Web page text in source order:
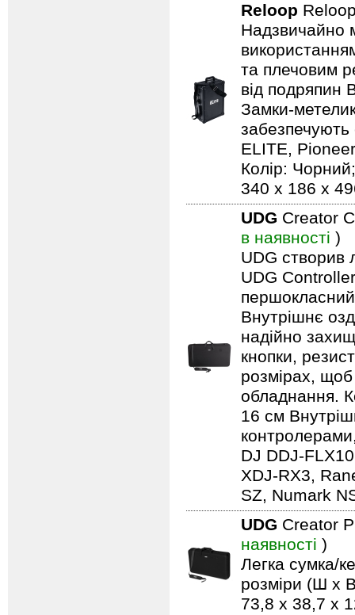
Reloop
Надзвичайно
та плечовим
від подряпин
Замки-
забезпечують
ELITE,
Колір:
340 x 186 x
UDG Creator
в наявності )
UDG створив
UDG
першокласний
Внутрішнє
надійно
кнопки,
розмірах, щоб
обладнання.
16 см
DJ DDJ-
XDJ-RX3,
SZ, Numark
UDG Creator
наявності )
Легка сумка/
розміри (Ш x
73,8 x 38,7 x